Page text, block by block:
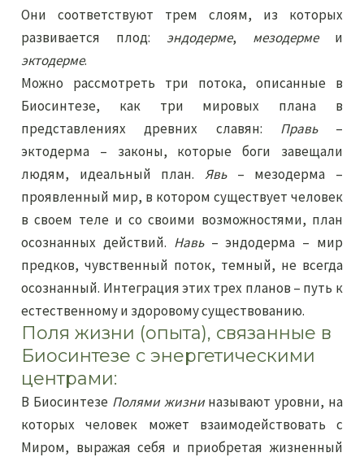
Они соответствуют трем слоям, из которых
развивается плод: эндодерме, мезодермеи
эктодерме.
Можно рассмотреть три потока, описанные в
Биосинтезе, как три мировых плана в
представлениях древних славян: Правь–
эктодерма – законы, которые боги завещали
людям, идеальный план. Явь– мезодерма –
проявленный мир, в котором существует человек
в своем теле и со своими возможностями, план
осознанных действий. Навь– эндодерма – мир
предков, чувственный поток, темный, не всегда
осознанный. Интеграция этих трех планов – путь к
естественному и здоровому существованию.
Поля жизни (опыта), связанные в
Биосинтезе с энергетическими
центрами:
В Биосинтезе Полями жизниназывают уровни, на
которых человек может взаимодействовать с
Миром, выражая себя и приобретая жизненный